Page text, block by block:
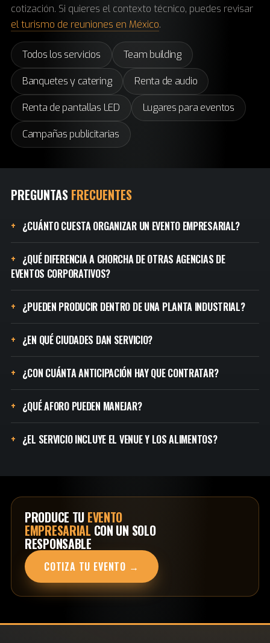
cotización. Si quieres el contexto técnico, puedes revisar
el turismo de reuniones en México.
Todos los servicios Team building
Banquetes y catering Renta de audio
Renta de pantallas LED Lugares para eventos
Campañas publicitarias
PREGUNTAS FRECUENTES
¿CUÁNTO CUESTA ORGANIZAR UN EVENTO EMPRESARIAL?
¿QUÉ DIFERENCIA A CHORCHA DE OTRAS AGENCIAS DE
EVENTOS CORPORATIVOS?
¿PUEDEN PRODUCIR DENTRO DE UNA PLANTA INDUSTRIAL?
¿EN QUÉ CIUDADES DAN SERVICIO?
¿CON CUÁNTA ANTICIPACIÓN HAY QUE CONTRATAR?
¿QUÉ AFORO PUEDEN MANEJAR?
¿EL SERVICIO INCLUYE EL VENUE Y LOS ALIMENTOS?
PRODUCE TU EVENTO
EMPRESARIAL CON UN SOLO
RESPONSABLE
COTIZA TU EVENTO →